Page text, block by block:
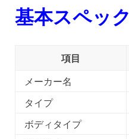
基本スペック
項目
メーカー名
タイプ
ボディタイプ